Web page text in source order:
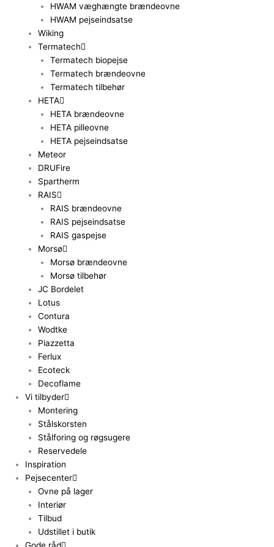
HWAM væghængte brændeovne
HWAM pejseindsatse
Wiking
Termatech
Termatech biopejse
Termatech brændeovne
Termatech tilbehør
HETA
HETA brændeovne
HETA pilleovne
HETA pejseindsatse
Meteor
DRUFire
Spartherm
RAIS
RAIS brændeovne
RAIS pejseindsatse
RAIS gaspejse
Morsø
Morsø brændeovne
Morsø tilbehør
JC Bordelet
Lotus
Contura
Wodtke
Piazzetta
Ferlux
Ecoteck
Decoflame
Vi tilbyder
Montering
Stålskorsten
Stålforing og røgsugere
Reservedele
Inspiration
Pejsecenter
Ovne på lager
Interiør
Tilbud
Udstillet i butik
Gode råd